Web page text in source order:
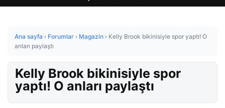
Ana sayfa › Forumlar › Magazin › Kelly Brook bikinisiyle spor yaptı! O
anları paylaştı
Kelly Brook bikinisiyle spor
yaptı! O anları paylaştı